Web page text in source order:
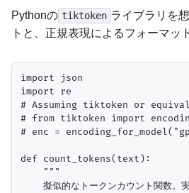
Pythonの tiktoken ライブラリを
トと、正規表現によるフォーマッ
import json
import re
# Assuming tiktoken or
# from tiktoken import
# enc =
def count_tokens(text):
    """
擬似的なトークンカウント関数。